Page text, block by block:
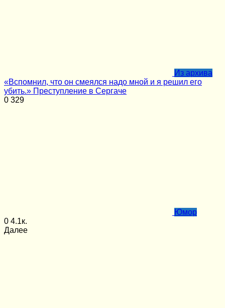
Из архива
«Вспомнил, что он смеялся надо мной и я решил его
убить.» Преступление в Сергаче
0 329
Юмор
0 4.1к.
Далее